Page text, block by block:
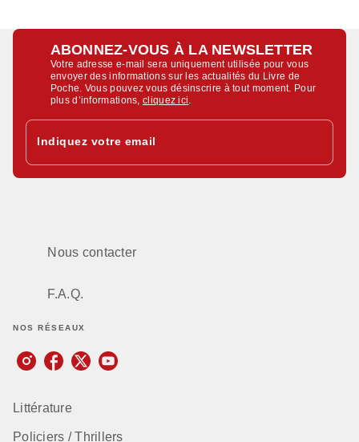
ABONNEZ-VOUS À LA NEWSLETTER
Votre adresse e-mail sera uniquement utilisée pour vous
envoyer des informations sur les actualités du Livre de
Poche. Vous pouvez vous désinscrire à tout moment. Pour
plus d’informations,cliquez ici
Indiquez votre email
Nous contacter
F.A.Q.
NOS RÉSEAUX
Littérature
Policiers / Thrillers